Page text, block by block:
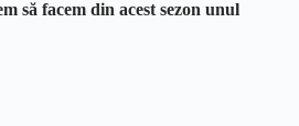
să facem din acest sezon unul